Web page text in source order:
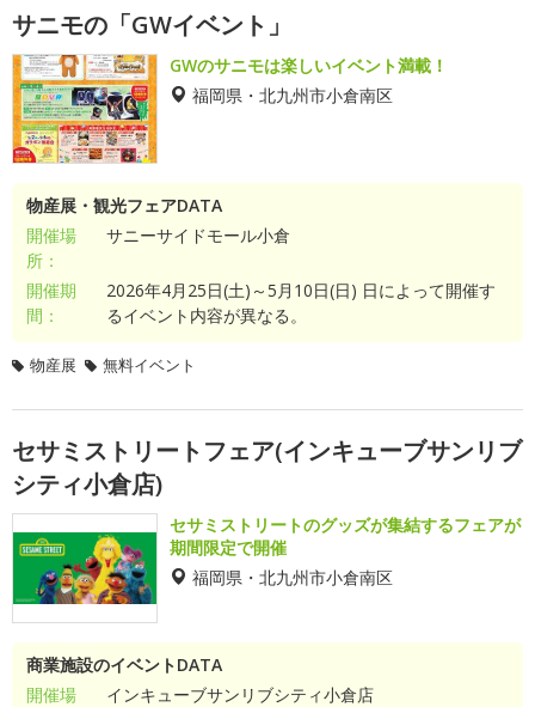
サニモの「GWイベント」
GWのサニモは楽しいイベント満載！
福岡県・北九州市小倉南区
物産展・観光フェアDATA
開催場
所：
サニーサイドモール小倉
開催期
間：
2026年4月25日(土)～5月10日(日) 日によって開催す
るイベント内容が異なる。
物産展 無料イベント
セサミストリートフェア(インキューブサンリブ
シティ小倉店)
セサミストリートのグッズが集結するフェアが
期間限定で開催
福岡県・北九州市小倉南区
商業施設のイベントDATA
開催場
インキューブサンリブシティ小倉店